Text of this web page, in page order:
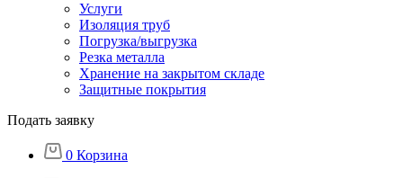
Услуги
Изоляция труб
Погрузка/выгрузка
Резка металла
Хранение на закрытом складе
Защитные покрытия
Подать заявку
0 Корзина